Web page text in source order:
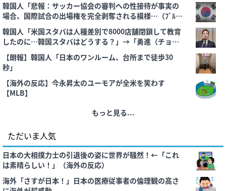
韓国人「悲報：サッカー協会の審判への性接待が事実の
場合、国際試合の出場権を完全剥奪される模様…（ﾌﾞﾙﾌﾞ
ﾙ」＝韓国の反応
韓国人「米国スタバは人種差別で8000店舗閉鎖して教育
したのに…韓国スタバはどうする？」→「勇進（チョ
ン・ヨンジン）が何をどう決断するんだ？」
【朗報】韓国人「日本のワンルーム、台所まで徒歩30
秒」
【海外の反応】今永昇太のユーモアが全米を笑わす
【MLB】
もっと見る...
ただいま人気
日本の大相撲力士の引退後の姿に世界が騒然！←「これ
は素晴らしい！」（海外の反応）
海外「さすが日本！」日本の医療従事者の倫理観の高さ